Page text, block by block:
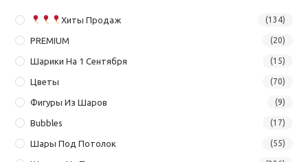
Хиты Продаж (134)
PREMIUM (20)
Шарики На 1 Сентября (15)
Цветы (70)
Фигуры Из Шаров (9)
Bubbles (17)
Шары Под Потолок (55)